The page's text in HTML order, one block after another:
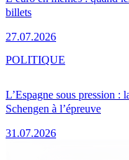
billets
27.07.2026
L’Espagne sous pression :
Schengen à l’épreuve
31.07.2026
POLITIQUE